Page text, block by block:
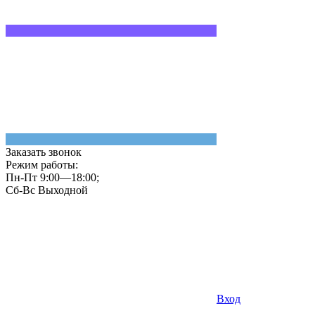
Заказать звонок
Режим работы:
Пн-Пт 9:00—18:00;
Сб-Вс Выходной
Вход